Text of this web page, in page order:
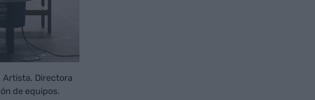
Artista. Directora
de equipos.